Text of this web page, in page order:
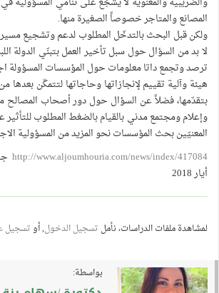
المصانع والمتاجر خصوصاً الصغيرة منها.
ولكن قبل البحث بالتدخّل المطلوب لدعم وتشجيع
لا بد من السؤال حول سبل تأخير العمل بتبنّي الدولة
ترصد وتجمع داتا معلومات حول المؤسسات المسؤولة
هيئة وآلية تقييم لإنجازاتها وحاجاتها لتتمكّن بعدها
بتقدّمها، فضلاً عن السؤال حول دور أصحاب
وإعلام ومجتمع مدني بالقيام بالضغط المطلوب للتأثير
المعنيّين بحث المؤسسات نحو المزيد من المسؤولية
http://www.aljoumhouria.com/news/index/417084
أيار 2018
لمشاهدة ملفات الدراسات، نأمل تسجيل الدخول, أوتسجيل
بواسطة: